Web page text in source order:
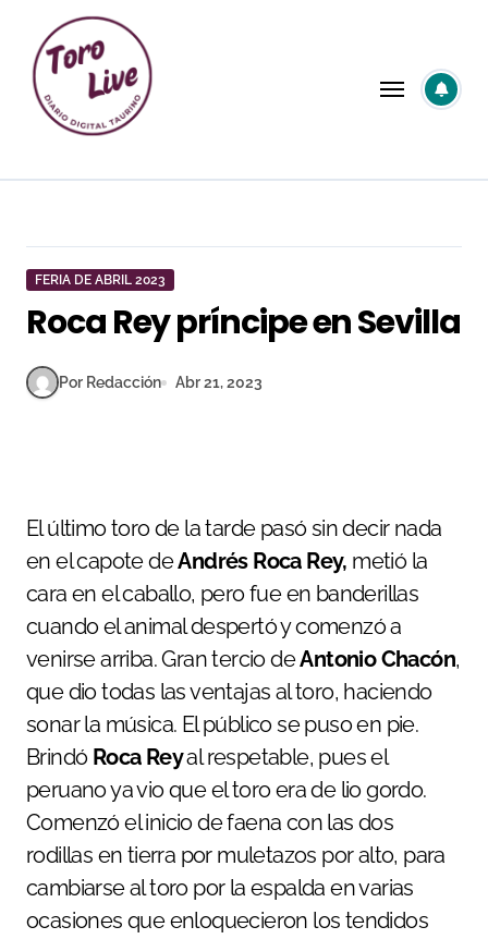
contenido
FERIA DE ABRIL 2023
Roca Rey príncipe en Sevilla
Por Redacción Abr 21, 2023
El último toro de la tarde pasó sin decir nada
en el capote deAndrés Roca Rey, metió la
cara en el caballo, pero fue en banderillas
cuando el animal despertó y comenzó a
venirse arriba. Gran tercio deAntonio Chacón,
que dio todas las ventajas al toro, haciendo
sonar la música. El público se puso en pie.
Brindó Roca Reyal respetable, pues el
peruano ya vio que el toro era de lio gordo.
Comenzó el inicio de faena con las dos
rodillas en tierra por muletazos por alto, para
cambiarse al toro por la espalda en varias
ocasiones que enloquecieron los tendidos